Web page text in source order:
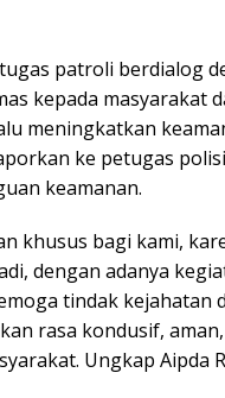
patroli berdialog
kepada masyarakat
meningkatkan
ke petugas
keamanan.
khusus bagi kami,
dengan adanya
tindak kejahatan
rasa kondusif,
Ungkap Aipda